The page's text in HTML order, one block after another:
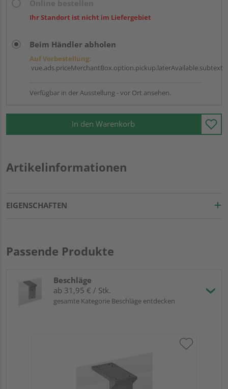
Ihr Standort ist nicht im Liefergebiet
Beim Händler abholen
Auf Vorbestellung:
vue.ads.priceMerchantBox.option.pickup.laterAvailable.subtext
Verfügbar in der Ausstellung - vor Ort ansehen.
In den Warenkorb
Artikelinformationen
EIGENSCHAFTEN
Passende Produkte
Beschläge
ab 31,95 € / Stk.
gesamte Kategorie Beschläge entdecken